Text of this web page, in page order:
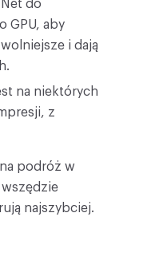
do
GPU, aby
i dają
na niektórych
z
podróż w
najszybciej.